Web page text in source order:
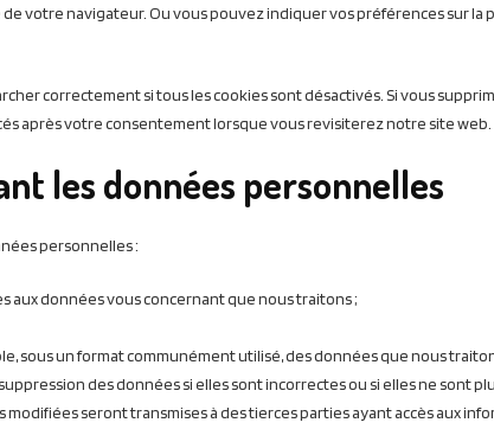
votre navigateur. Ou vous pouvez indiquer vos préférences sur la
correctement si tous les cookies sont désactivés. Si vous
après votre consentement lorsque vous revisiterez notre site web.
les données personnelles
personnelles :
aux données vous concernant que nous traitons ;
sous un format communément utilisé, des données que nous
des données si elles sont incorrectes ou si elles ne sont
seront transmises à des tierces parties ayant accès aux